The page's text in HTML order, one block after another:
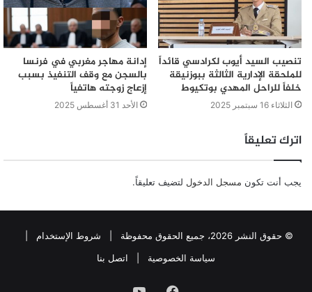
تنصيب السيد أيوب لكرادسي قائداً
للملحقة الإدارية الثالثة ببوزنيقة
خلفاً للراحل المهدي بوتكيوط
الثلاثاء 16 سبتمبر 2025
إدانة مهاجر مغربي في فرنسا
بالسجن مع وقف التنفيذ بسبب
إزعاج زوجته هاتفياً
الأحد 31 أغسطس 2025
اترك تعليقاً
يجب أنت تكون مسجل الدخول لتضيف تعليقاً.
© حقوق النشر 2026، جميع الحقوق محفوظة | شروط الإستخدام
سياسة الخصوصية
اتصل بنا